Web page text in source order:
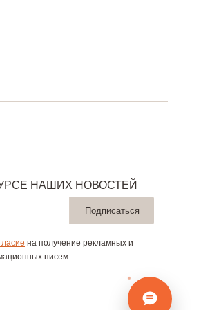
НАШИХ НОВОСТЕЙ
Подписаться
на получение рекламных и
писем.